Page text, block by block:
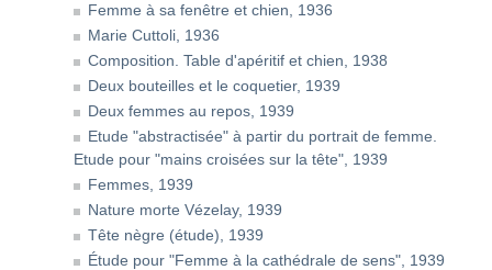
Femme à sa fenêtre et chien, 1936
Marie Cuttoli, 1936
Composition. Table d'apéritif et chien, 1938
Deux bouteilles et le coquetier, 1939
Deux femmes au repos, 1939
Etude "abstractisée" à partir du portrait de femme.
Etude pour "mains croisées sur la tête", 1939
Femmes, 1939
Nature morte Vézelay, 1939
Tête nègre (étude), 1939
Étude pour "Femme à la cathédrale de sens", 1939